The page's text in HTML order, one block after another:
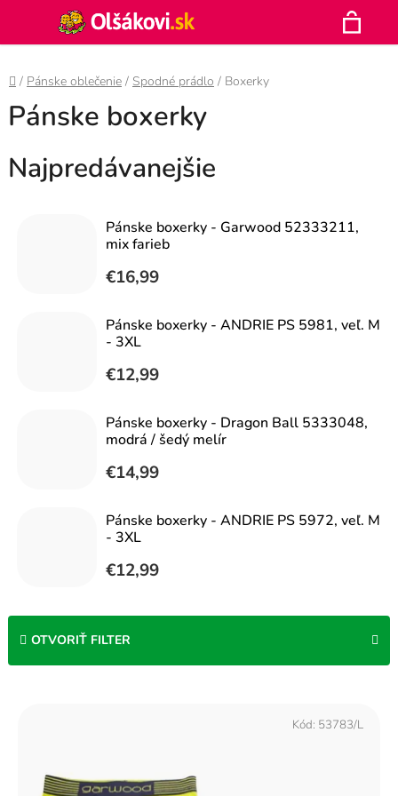
obsah
Hľadať
Domov
/ Pánske oblečenie / Spodné prádlo / Boxerky
Pánske boxerky
Najpredávanejšie
Pánske boxerky - Garwood 52333211,
mix farieb
€16,99
Pánske boxerky - ANDRIE PS 5981, veľ. M
- 3XL
€12,99
Pánske boxerky - Dragon Ball 5333048,
modrá / šedý melír
€14,99
Pánske boxerky - ANDRIE PS 5972, veľ. M
- 3XL
€12,99
OTVORIŤ FILTER
Kód: 53783/L